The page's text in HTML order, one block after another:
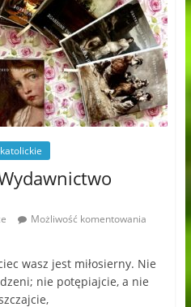
Możliwość komentowania
wasz jest miłosierny. Nie
nie potępiajcie, a nie